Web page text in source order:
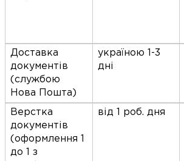
Доставка
документів
(службою
Нова Пошта)
україною 1-3
дні
Верстка
документів
(оформлення 1
до 1 з
від 1 роб. дня